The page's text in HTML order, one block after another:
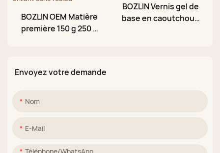
BOZLIN OEM Matière
première 150 g 250 g
transparent et
BOZLIN Vernis gel de
base en caoutchouc
Envoyez votre demande
Nom
E-Mail